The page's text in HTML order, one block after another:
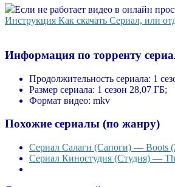
Если не работает видео в онлайн
Инструкция Как скачать Сериал, или
Информация по торренту
Продолжительность сериала: 1
Размер сериала: 1 сезон 28,07 ГБ;
Формат видео: mkv
Похожие сериалы (по жанру)
Сериал Салаги (Сапоги) — Boots
Сериал Киностудия (Студия) —